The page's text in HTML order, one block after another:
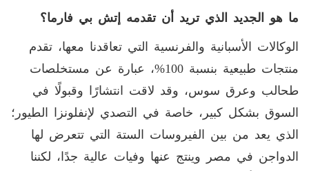
ما هو الجديد الذي تريد أن تقدمه إتش بي فارما؟
الوكالات الأسبانية والفرنسية التي تعاقدنا معها، تقدم
منتجات طبيعية بنسبة 100%، عبارة عن مستخلصات
طحالب وعرق سوس، وقد لاقت انتشارًا وقبولًا في
السوق بشكل كبير، خاصة في التصدي لإنفلونزا الطيور؛
الذي يعد من بين الفيروسات الستة التي تتعرض لها
الدواجن في مصر وينتج عنها وفيات عالية جدًا، لكننا